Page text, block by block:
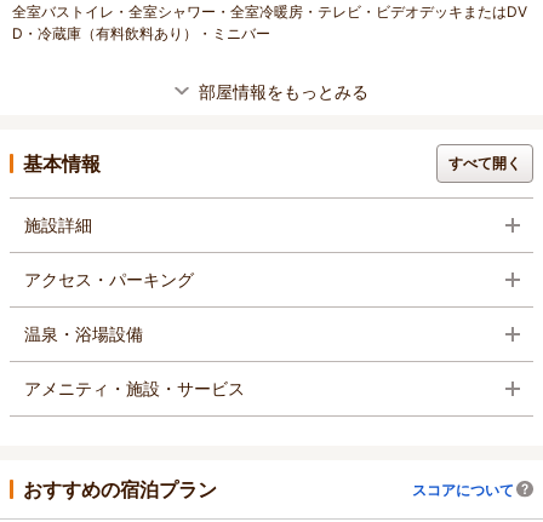
全室バストイレ・全室シャワー・全室冷暖房・テレビ・ビデオデッキまたはDV
D・冷蔵庫（有料飲料あり）・ミニバー
部屋情報をもっとみる
基本情報 すべて開く
施設詳細
アクセス・パーキング
温泉・浴場設備
アメニティ・施設・サービス
おすすめの宿泊プラン スコアについて